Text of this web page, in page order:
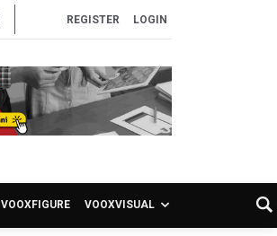
REGISTER LOGIN
VOOXFIGURE VOOXVISUAL